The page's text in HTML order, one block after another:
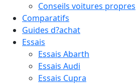
Conseils voitures propres
Comparatifs
Guides d?achat
Essais
Essais Abarth
Essais Audi
Essais Cupra